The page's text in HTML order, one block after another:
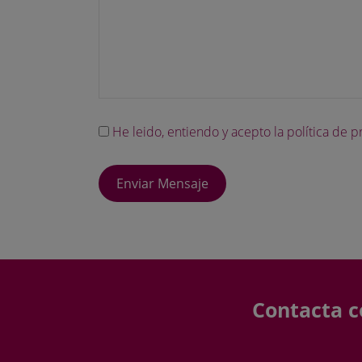
He leido, entiendo y acepto la política de
Contacta